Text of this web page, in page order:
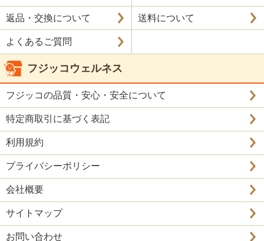
返品・交換について 送料について
よくあるご質問
フジッコウェルネス
フジッコの品質・安心・安全について
特定商取引に基づく表記
利用規約
プライバシーポリシー
会社概要
サイトマップ
お問い合わせ